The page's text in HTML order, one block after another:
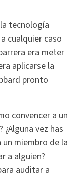
tecnología
cualquier caso
era meter
aplicarse la
pronto
convencer a un
vez has
miembro de la
a alguien?
auditar a